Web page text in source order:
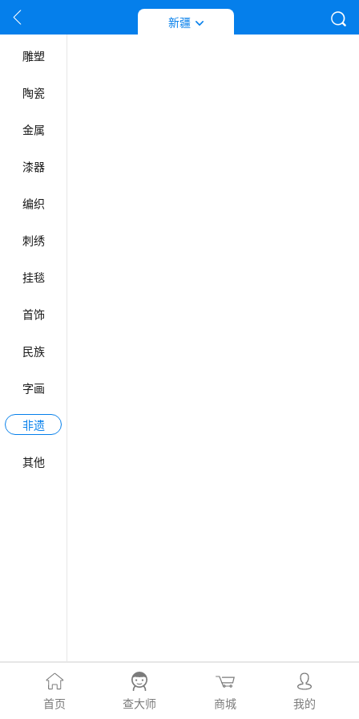
工艺门类
新疆
雕塑
陶瓷
金属
漆器
编织
刺绣
挂毯
首饰
民族
字画
非遗
其他
按姓名首拼音字母排列
首页 查大师 商城 我的